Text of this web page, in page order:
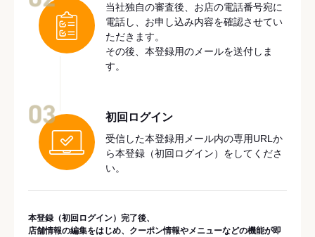
当社独自の審査後、お店の電話番号宛に
電話し、お申し込み内容を確認させてい
ただきます。
その後、本登録用のメールを送付しま
す。
初回ログイン
受信した本登録用メール内の専用URLか
ら本登録（初回ログイン）をしてくださ
い。
本登録（初回ログイン）完了後、
店舗情報の編集をはじめ、クーポン情報やメニューなどの機能が即